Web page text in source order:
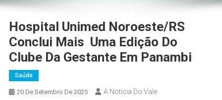
Hospital Unimed Noroeste/RS
Conclui Mais Uma Edição Do
Clube Da Gestante Em Panambi
Saúde
20 De Setembro De 2025 A Notícia Do Vale